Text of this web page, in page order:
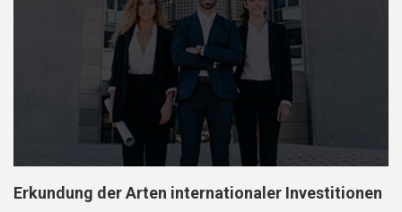
Erkundung der Arten internationaler Investitionen